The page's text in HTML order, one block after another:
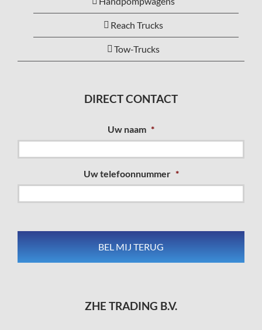
Reach Trucks
Tow-Trucks
DIRECT CONTACT
Uw naam *
Uw telefoonnummer *
ZHE TRADING B.V.